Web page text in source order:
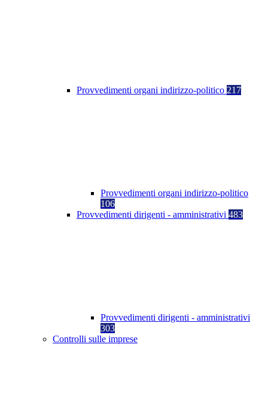
Provvedimenti organi indirizzo-politico 217
Provvedimenti organi indirizzo-politico
106
Provvedimenti dirigenti - amministrativi 483
Provvedimenti dirigenti - amministrativi
303
Controlli sulle imprese